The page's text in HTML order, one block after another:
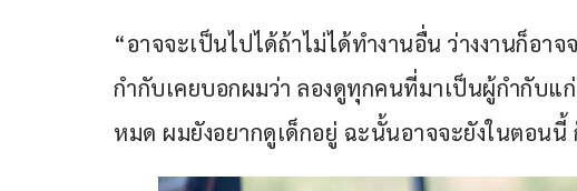
“อาจจะเป็นไปได้ถ้าไม่ได้ทำงานอื่น ว่างงานก็อา
กำกับเคยบอกผมว่า ลองดูทุกคนที่มาเป็นผู้กำกับแ
หมด ผมยังอยากดูเด็กอยู่ ฉะนั้นอาจจะยังในตอนนี้